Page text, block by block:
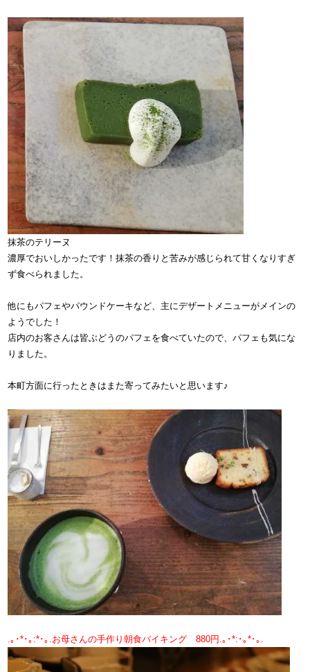
抹茶のテリーヌ
濃厚でおいしかったです！抹茶の香りと苦みが感じられて甘くなりすぎ
ず食べられました。
他にもパフェやパウンドケーキなど、主にデザートメニューがメインの
ようでした！
店内のお客さんは皆ぶどうのパフェを食べていたので、パフェも気にな
りました。
本町方面に行ったときはまた寄ってみたいと思います♪
.｡･*​･｡:*･｡.お母さんの手作り朝食バイキング 880円.｡･*:･｡*･​｡.